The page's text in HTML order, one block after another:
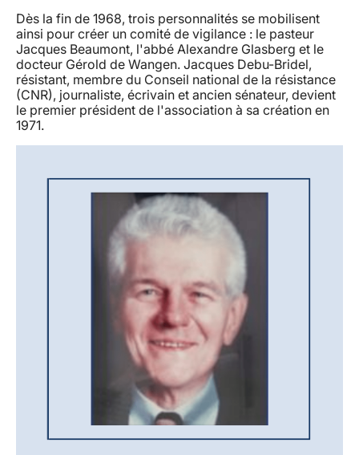
Dès la fin de 1968, trois personnalités se mobilisent
ainsi pour créer un comité de vigilance : le pasteur
Jacques Beaumont, l'abbé Alexandre Glasberg et le
docteur Gérold de Wangen. Jacques Debu-Bridel,
résistant, membre du Conseil national de la résistance
(CNR), journaliste, écrivain et ancien sénateur, devient
le premier président de l'association à sa création en
1971.